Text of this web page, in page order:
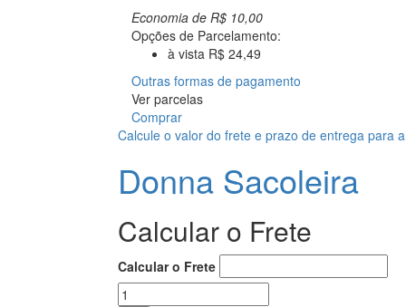
Economia de R$ 10,00
Opções de Parcelamento:
à vista R$ 24,49
Outras formas de pagamento
Ver parcelas
Comprar
Calcule o valor do frete e prazo de entrega para
Donna Sacoleira
Calcular o Frete
Calcular o Frete